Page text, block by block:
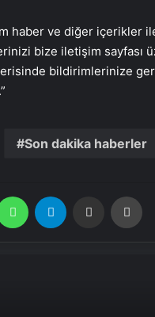
haber ve diğer içerikler
bize iletişim sayfası
bildirimlerinize
Son dakika haberler
WhatsApp Email'den paylaş